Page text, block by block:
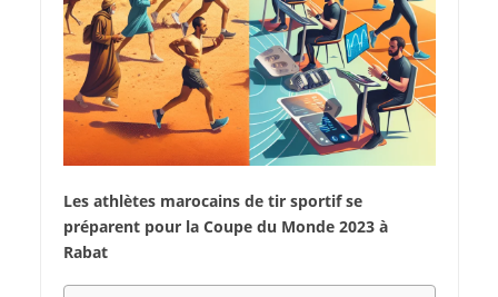
Les athlètes marocains de tir sportif se
préparent pour la Coupe du Monde 2023 à
Rabat